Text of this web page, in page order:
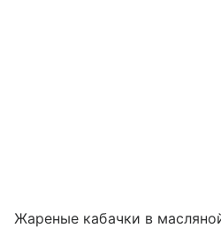
Жареные кабачки в